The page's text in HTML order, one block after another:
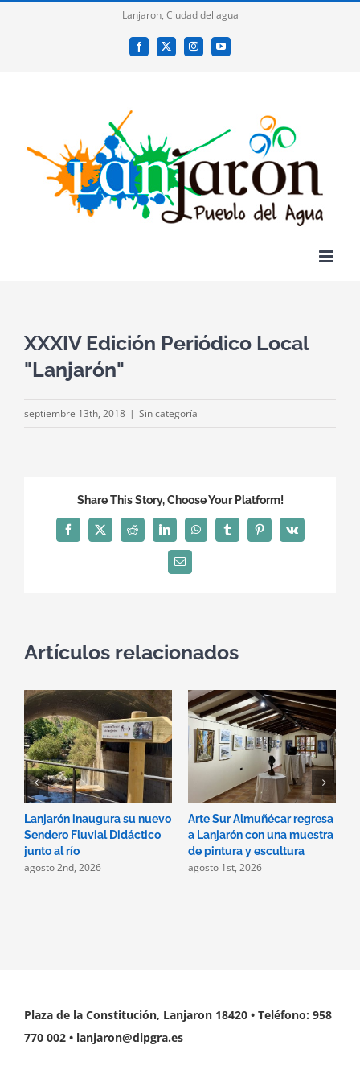
Lanjaron, Ciudad del agua
Facebook
X InstagramYouTube
XXXIV Edición Periódico Local
"Lanjarón"
septiembre 13th, 2018 | Sin categoría
Share This Story, Choose Your Platform!
Facebook
X Reddit LinkedInWhatsAppTumblrPinterest
Vk
Correo
electrónico
Artículos relacionados
Lanjarón inaugura su nuevo
Sendero Fluvial Didáctico
junto al río
agosto 2nd, 2026
Arte Sur Almuñécar regresa
a Lanjarón con una muestra
de pintura y escultura
agosto 1st, 2026
Plaza de la Constitución, Lanjaron 18420 • Teléfono: 958
770 002 • lanjaron@dipgra.es